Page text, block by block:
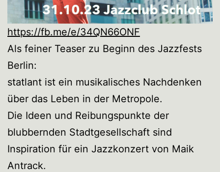
https://fb.me/e/34QN66ONF
Als feiner Teaser zu Beginn des Jazzfests
Berlin:
statlant ist ein musikalisches Nachdenken
über das Leben in der Metropole.
Die Ideen und Reibungspunkte der
blubbernden Stadtgesellschaft sind
Inspiration für ein Jazzkonzert von Maik
Antrack.